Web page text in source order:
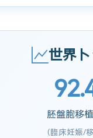
世界
胚盤胞移
(臨床妊娠/